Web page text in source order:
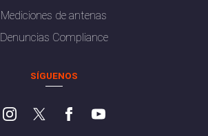
Mediciones de antenas
Denuncias Compliance
SÍGUENOS